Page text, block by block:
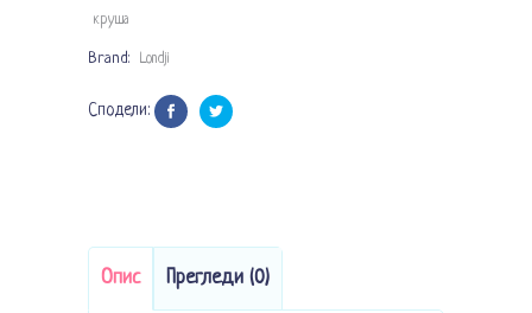
круша
Brand: Londji
Сподели:
Опис Прегледи (0)